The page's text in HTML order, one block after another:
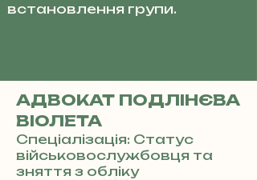
встановлення групи.
АДВОКАТ ПОДЛІНЄВА
ВІОЛЕТА
Спеціалізація: Статус
військовослужбовця та
зняття з обліку